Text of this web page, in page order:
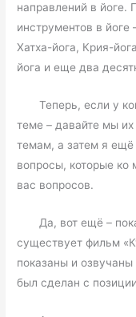
направлений в йоге.
инструментов в
Хатха-йога, Крия-
йога и еще два
Теперь, если у
теме – давайте мы
темам, а затем я ещё
вопросы, которые
вас вопросов.
Да, вот ещё – пока
существует фильм
показаны и
был сделан с